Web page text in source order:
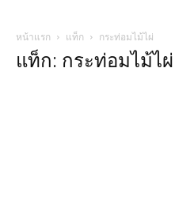
หน้าแรก แท็ก กระท่อมไม้ไผ่
แท็ก: กระท่อมไม้ไผ่